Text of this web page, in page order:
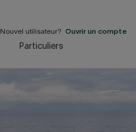
contenu
Nouvel utilisateur? Ouvrir un compte
Particuliers